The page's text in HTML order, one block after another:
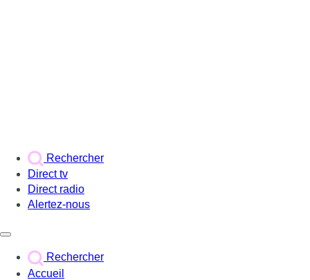
Rechercher
Direct tv
Direct radio
Alertez-nous
Rechercher
Accueil